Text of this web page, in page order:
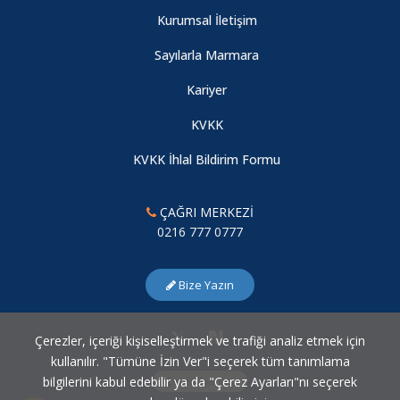
Fakülte Öğrencilerimiz İçin Burs Duyurusu
Geleceğin Türkiye'sinde Vergi Müfettişliği
Kurumsal İletişim
Sayılarla Marmara
Kariyer
KVKK
KVKK İhlal Bildirim Formu
ÇAĞRI MERKEZİ
0216 777 0777
Bize Yazın
Çerez Ayarları
Çerezler, içeriği kişiselleştirmek ve trafiği analiz etmek için
kullanılır. "Tümüne İzin Ver"i seçerek tüm tanımlama
bilgilerini kabul edebilir ya da "Çerez Ayarları"nı seçerek